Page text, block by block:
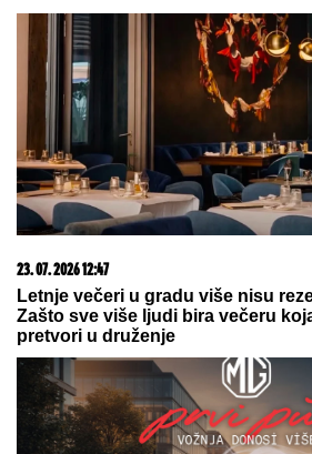
Hapoelu se ne
Fantastične vesti
pred meč sezone
Crvena zvezda -
"Marakani",
bele
NEDELjNI HOROSKOP OD 9. DO